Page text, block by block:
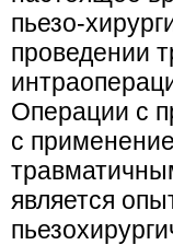
пьезо-
проведении
Операции с
с
является